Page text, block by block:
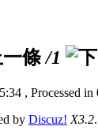
/1
, Processed
by Discuz! X3.2